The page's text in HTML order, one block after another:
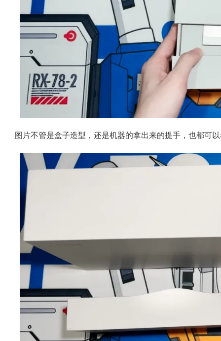
图片不管是盒子造型，还是机器的拿出来的提手，也都可